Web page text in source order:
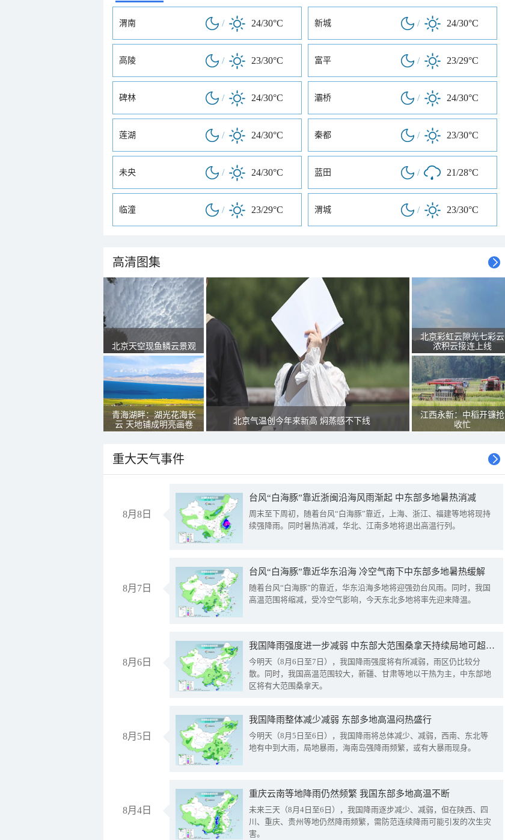
渭南 / 24/30°C 新城 / 24/30°C
高陵 / 23/30°C 富平 / 23/29°C
碑林 / 24/30°C 灞桥 / 24/30°C
莲湖 / 24/30°C 秦都 / 23/30°C
未央 / 24/30°C 蓝田 / 21/28°C
临潼 / 23/29°C 渭城 / 23/30°C
高清图集
北京天空现鱼鳞云景观
青海湖畔：湖光花海长
云 天地铺成明亮画卷
北京气温创今年来新高 焖蒸感不下线
北京彩虹云隙光七彩云
浓积云接连上线
江西永新：中稻开镰抢
收忙
重大天气事件
8月8日
台风“白海豚”靠近浙闽沿海风雨渐起 中东部多地暑热消减
周末至下周初，随着台风“白海豚”靠近，上海、浙江、福建等地将现持
续强降雨。同时暑热消减，华北、江南多地将退出高温行列。
8月7日
台风“白海豚”靠近华东沿海 冷空气南下中东部多地暑热缓解
随着台风“白海豚”的靠近，华东沿海多地将迎强劲台风雨。同时，我国
高温范围将缩减，受冷空气影响，今天东北多地将率先迎来降温。
8月6日
我国降雨强度进一步减弱 中东部大范围桑拿天持续局地可超38℃
今明天（8月6日至7日），我国降雨强度将有所减弱，雨区仍比较分
散。同时，我国高温范围较大，新疆、甘肃等地以干热为主，中东部地
区将有大范围桑拿天。
8月5日
我国降雨整体减少减弱 东部多地高温闷热盛行
今明天（8月5日至6日），我国降雨将总体减少、减弱，西南、东北等
地有中到大雨，局地暴雨，海南岛强降雨频繁，或有大暴雨现身。
8月4日
重庆云南等地降雨仍然频繁 我国东部多地高温不断
未来三天（8月4日至6日），我国降雨逐步减少、减弱，但在陕西、四
川、重庆、贵州等地仍然降雨频繁，需防范连续降雨可能引发的次生灾
害。